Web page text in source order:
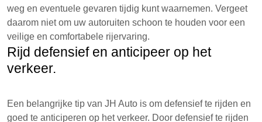
weg en eventuele gevaren tijdig kunt waarnemen. Vergeet
daarom niet om uw autoruiten schoon te houden voor een
veilige en comfortabele rijervaring.
Rijd defensief en anticipeer op het
verkeer.
Een belangrijke tip van JH Auto is om defensief te rijden en
goed te anticiperen op het verkeer. Door defensief te rijden